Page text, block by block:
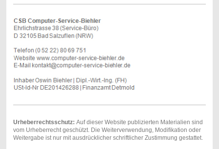
Urheberrechtsschutz: Auf dieser Website publizierten Materialien sind
vom Urheberrecht geschützt. Die Weiterverwendung, Modifikation oder
Weitergabe ist nur mit ausdrücklicher schriftlicher Zustimmung gestattet.